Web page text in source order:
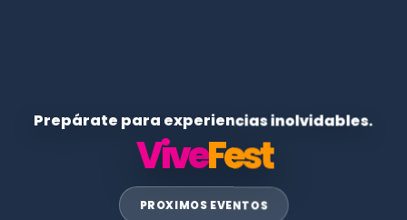
Prepárate para experiencias inolvidables.
ViveFest
PROXIMOS EVENTOS